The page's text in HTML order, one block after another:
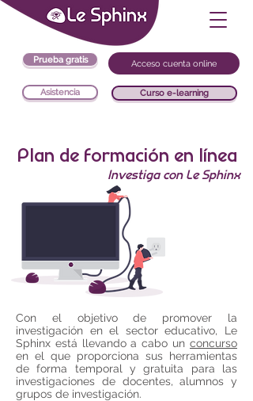
Prueba gratis
Asistencia
Acceso cuenta online
Curso e-learning
Plan de formación en línea
Investiga con Le Sphinx
Con el objetivo de promover la
investigación en el sector educativo, Le
Sphinx está llevando a cabo un concurso
en el que proporciona sus herramientas
de forma temporal y gratuita para las
investigaciones de docentes, alumnos y
grupos de investigación.